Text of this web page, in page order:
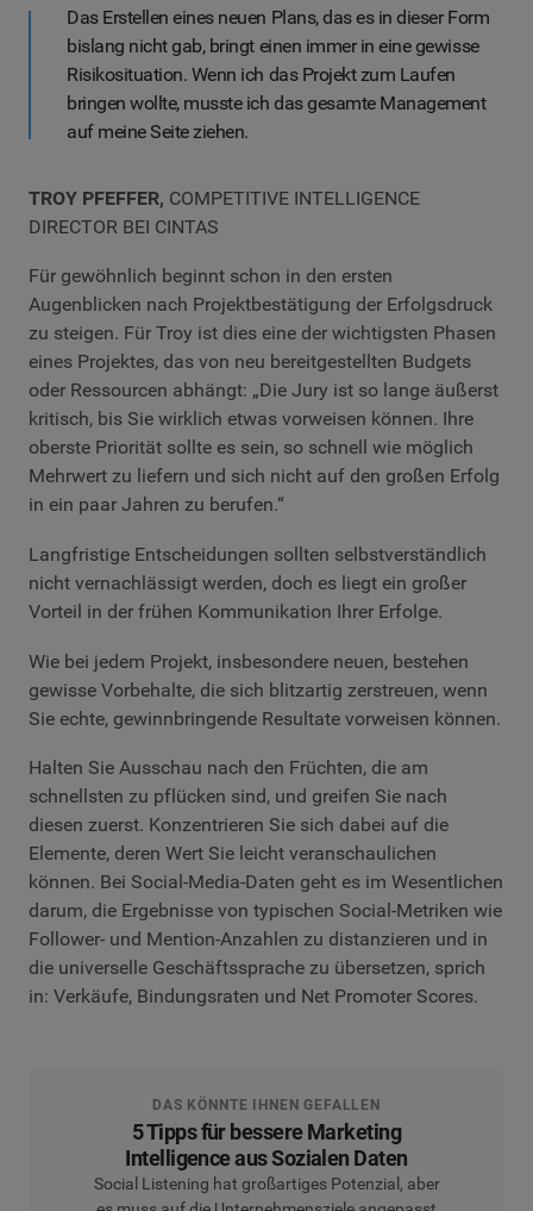
Das Erstellen eines neuen Plans, das es in dieser Form
bislang nicht gab, bringt einen immer in eine gewisse
Risikosituation. Wenn ich das Projekt zum Laufen
bringen wollte, musste ich das gesamte Management
auf meine Seite ziehen.
TROY PFEFFER, COMPETITIVE INTELLIGENCE
DIRECTOR BEI CINTAS
Für gewöhnlich beginnt schon in den ersten
Augenblicken nach Projektbestätigung der Erfolgsdruck
zu steigen. Für Troy ist dies eine der wichtigsten Phasen
eines Projektes, das von neu bereitgestellten Budgets
oder Ressourcen abhängt: „Die Jury ist so lange äußerst
kritisch, bis Sie wirklich etwas vorweisen können. Ihre
oberste Priorität sollte es sein, so schnell wie möglich
Mehrwert zu liefern und sich nicht auf den großen Erfolg
in ein paar Jahren zu berufen.“
Langfristige Entscheidungen sollten selbstverständlich
nicht vernachlässigt werden, doch es liegt ein großer
Vorteil in der frühen Kommunikation Ihrer Erfolge.
Wie bei jedem Projekt, insbesondere neuen, bestehen
gewisse Vorbehalte, die sich blitzartig zerstreuen, wenn
Sie echte, gewinnbringende Resultate vorweisen können.
Halten Sie Ausschau nach den Früchten, die am
schnellsten zu pflücken sind, und greifen Sie nach
diesen zuerst. Konzentrieren Sie sich dabei auf die
Elemente, deren Wert Sie leicht veranschaulichen
können. Bei Social-Media-Daten geht es im Wesentlichen
darum, die Ergebnisse von typischen Social-Metriken wie
Follower- und Mention-Anzahlen zu distanzieren und in
die universelle Geschäftssprache zu übersetzen, sprich
in: Verkäufe, Bindungsraten und Net Promoter Scores.
DAS KÖNNTE IHNEN GEFALLEN
5 Tipps für bessere Marketing
Intelligence aus Sozialen Daten
Social Listening hat großartiges Potenzial, aber